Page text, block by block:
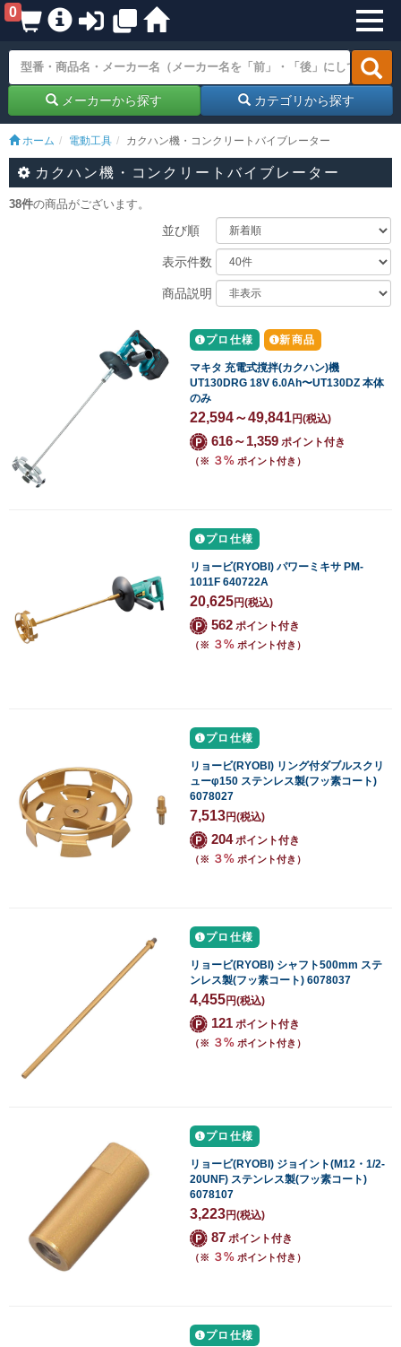
0
メーカーから探す カテゴリから探す
ホーム 電動工具 カクハン機・コンクリートバイブレーター
カクハン機・コンクリートバイブレーター
38件の商品がございます。
並び順
表示件数
商品説明
プロ仕様 新商品
マキタ 充電式撹拌(カクハン)機
UT130DRG 18V 6.0Ah〜UT130DZ 本体
のみ
22,594～49,841円(税込)
616～1,359 ポイント付き
（※ ３% ポイント付き）
プロ仕様
リョービ(RYOBI) パワーミキサ PM-
1011F 640722A
20,625円(税込)
562 ポイント付き
（※ ３% ポイント付き）
プロ仕様
リョービ(RYOBI) リング付ダブルスクリ
ューφ150 ステンレス製(フッ素コート)
6078027
7,513円(税込)
204ポイント付き
（※ ３% ポイント付き）
プロ仕様
リョービ(RYOBI) シャフト500mm ステ
ンレス製(フッ素コート) 6078037
4,455円(税込)
121 ポイント付き
（※ ３% ポイント付き）
プロ仕様
リョービ(RYOBI) ジョイント(M12・1/2-
20UNF) ステンレス製(フッ素コート)
6078107
3,223円(税込)
87 ポイント付き
（※ ３% ポイント付き）
プロ仕様